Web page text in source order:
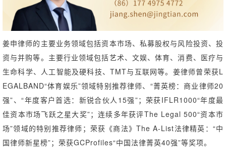
数字经济与新兴行业｜人工智能生成合成内容标识义务新规解
读、问题探讨与合规建议（下）
数字经济与新兴行业｜香港RWA的监管框架与发行路径
姜申律师的主要业务领域包括资本市场、私募股权与风险投资、投
资与并购等。主要行业领域包括艺术、文娱、体育、消费、医疗与
生命科学、人工智能及硬科技、TMT与互联网等。姜律师曾荣获L
EGALBAND“体育娱乐”领域特别推荐律师、“菁英榜：商业律师20
强”、“年度客户首选：新锐合伙人15强”；荣获IFLR1000“年度最
佳资本市场飞跃之星大奖”；连续多年获评The Legal 500“资本市
场”领域的特别推荐律师；荣获《商法》The A-List法律精英：“中
国律师新星榜”；荣获GCProfiles“中国法律菁英40强”等奖项。